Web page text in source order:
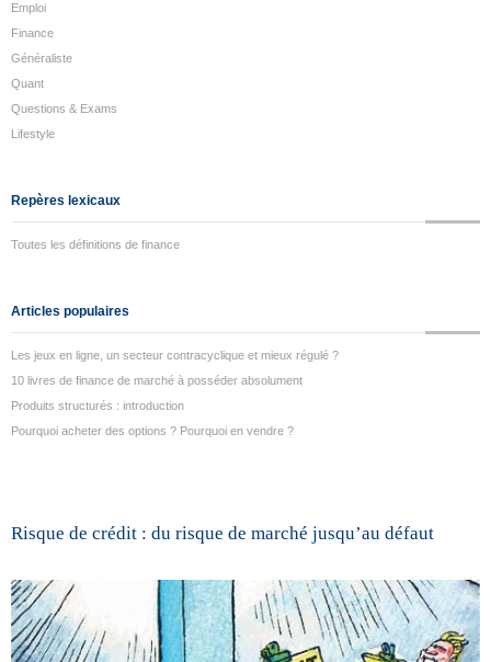
Emploi
Finance
Généraliste
Quant
Questions & Exams
Lifestyle
Repères lexicaux
Toutes les définitions de finance
Articles populaires
Les jeux en ligne, un secteur contracyclique et mieux régulé ?
10 livres de finance de marché à posséder absolument
Produits structurés : introduction
Pourquoi acheter des options ? Pourquoi en vendre ?
Risque de crédit : du risque de marché jusqu’au défaut